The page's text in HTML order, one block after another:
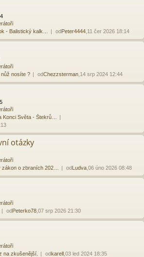
- Balistický kalk… odPeter4444 ,11 čer 2026 18:14
nosíte ? odChezzsterman ,14 srp 2024 12:44
Konci Světa - Štekrů…
otázky
zákon o zbraních 202… odLudva ,06 úno 2026 08:48
odPeterko78 ,07 srp 2026 21:30
na zkušenější. odkarell ,03 led 2024 18:35